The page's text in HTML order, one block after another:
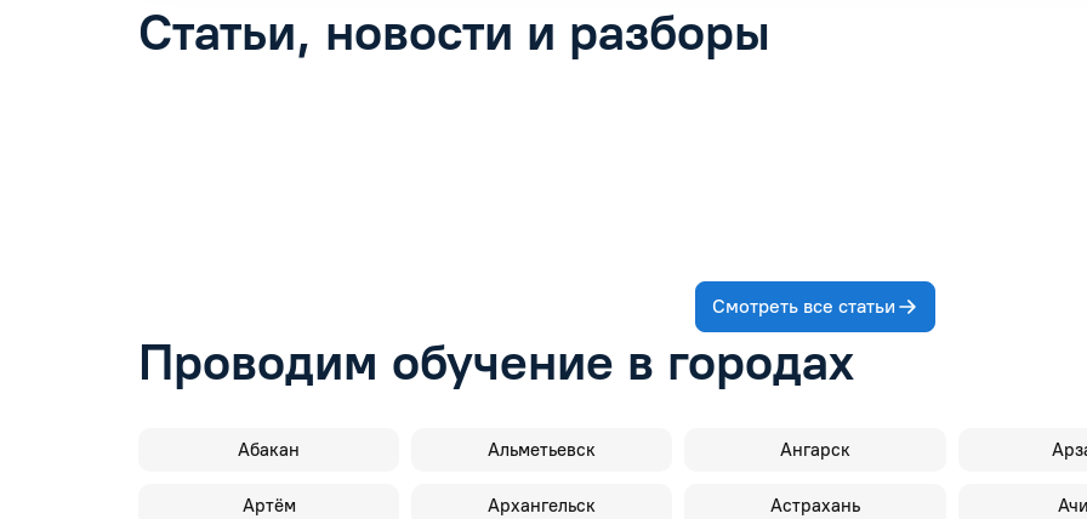
Статьи, новости и разборы
Смотреть все статьи
Проводим обучение в городах
Абакан Альметьевск Ангарск
Артём Архангельск Астрахань